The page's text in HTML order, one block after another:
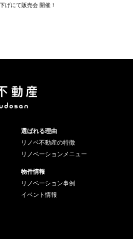
げにて販売会 開催！
選ばれる理由
リノベ不動産の特徴
リノベーションメニュー
物件情報
リノベーション事例
イベント情報